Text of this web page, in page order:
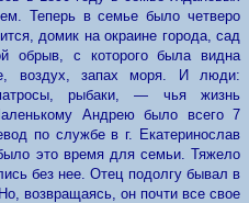
Теперь в семье было четверо
домик на окраине города, сад
обрыв, с которого была видна
воздух, запах моря. И люди:
рыбаки, — чья жизнь
Андрею было всего 7
по службе в г. Екатеринослав
это время для семьи. Тяжело
без нее. Отец подолгу бывал в
возвращаясь, он почти все свое